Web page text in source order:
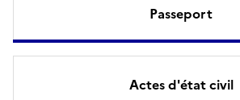
Passeport
Actes d'état civil